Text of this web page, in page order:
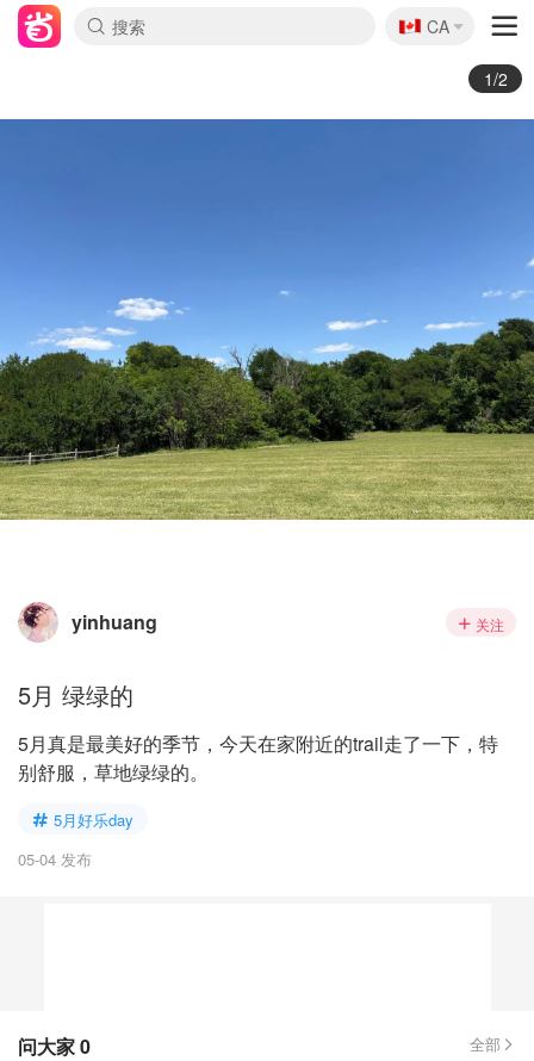
🇨🇦
CA
2/2
yinhuang 关注
5月 绿绿的
5月真是最美好的季节，今天在家附近的trail走了一下，特
别舒服，草地绿绿的。
5月好乐day
05-04 发布
问大家0 全部